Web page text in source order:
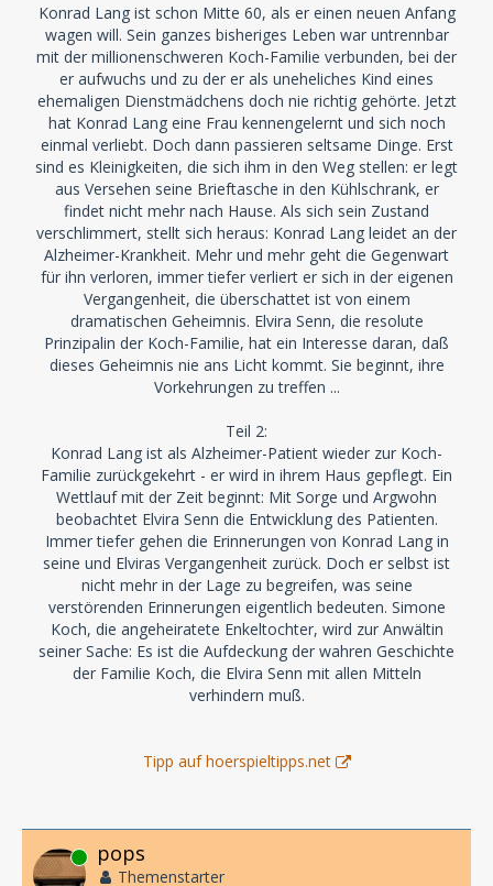
Konrad Lang ist schon Mitte 60, als er einen neuen Anfang
wagen will. Sein ganzes bisheriges Leben war untrennbar
mit der millionenschweren Koch-Familie verbunden, bei der
er aufwuchs und zu der er als uneheliches Kind eines
ehemaligen Dienstmädchens doch nie richtig gehörte. Jetzt
hat Konrad Lang eine Frau kennengelernt und sich noch
einmal verliebt. Doch dann passieren seltsame Dinge. Erst
sind es Kleinigkeiten, die sich ihm in den Weg stellen: er legt
aus Versehen seine Brieftasche in den Kühlschrank, er
findet nicht mehr nach Hause. Als sich sein Zustand
verschlimmert, stellt sich heraus: Konrad Lang leidet an der
Alzheimer-Krankheit. Mehr und mehr geht die Gegenwart
für ihn verloren, immer tiefer verliert er sich in der eigenen
Vergangenheit, die überschattet ist von einem
dramatischen Geheimnis. Elvira Senn, die resolute
Prinzipalin der Koch-Familie, hat ein Interesse daran, daß
dieses Geheimnis nie ans Licht kommt. Sie beginnt, ihre
Vorkehrungen zu treffen ...
Teil 2:
Konrad Lang ist als Alzheimer-Patient wieder zur Koch-
Familie zurückgekehrt - er wird in ihrem Haus gepflegt. Ein
Wettlauf mit der Zeit beginnt: Mit Sorge und Argwohn
beobachtet Elvira Senn die Entwicklung des Patienten.
Immer tiefer gehen die Erinnerungen von Konrad Lang in
seine und Elviras Vergangenheit zurück. Doch er selbst ist
nicht mehr in der Lage zu begreifen, was seine
verstörenden Erinnerungen eigentlich bedeuten. Simone
Koch, die angeheiratete Enkeltochter, wird zur Anwältin
seiner Sache: Es ist die Aufdeckung der wahren Geschichte
der Familie Koch, die Elvira Senn mit allen Mitteln
verhindern muß.
Tipp auf hoerspieltipps.net
Online pops
Themenstarter